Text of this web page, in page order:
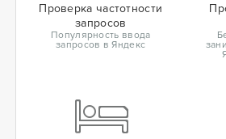
Проверка частотности
запросов
Популярность ввода
запросов в Яндекс